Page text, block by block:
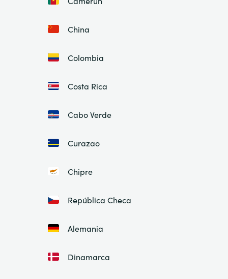
China
Colombia
Costa Rica
Cabo Verde
Curazao
Chipre
República Checa
Alemania
Dinamarca